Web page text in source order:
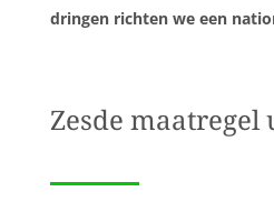
dringen richten we een
Zesde maatregel